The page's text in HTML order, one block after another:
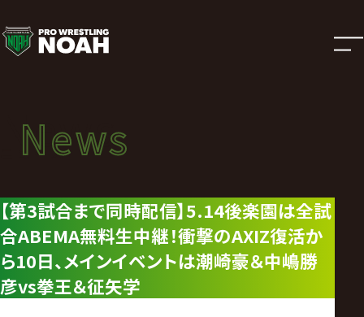
ニ
ュ
ー
ス
|
プ
ロ
News
ニュース
News
【第3試合まで同時配信】5.14後楽園は全試
合ABEMA無料生中継！衝撃のAXIZ復活か
ら10日、メインイベントは潮崎豪＆中嶋勝
彦vs拳王＆征矢学